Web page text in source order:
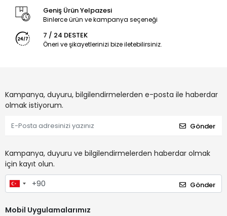
Geniş Ürün Yelpazesi
Binlerce ürün ve kampanya seçeneği
7 / 24 DESTEK
Öneri ve şikayetlerinizi bize iletebilirsiniz.
Kampanya, duyuru, bilgilendirmelerden e-posta ile haberdar
olmak istiyorum.
Gönder
Kampanya, duyuru ve bilgilendirmelerden haberdar olmak
için kayıt olun.
Gönder
Mobil Uygulamalarımız